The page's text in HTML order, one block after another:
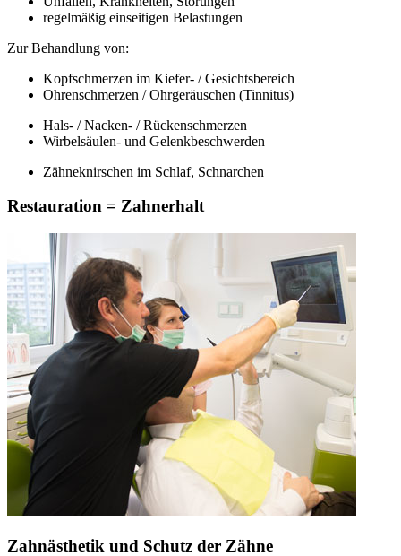
regelmäßig einseitigen Belastungen
Zur Behandlung von:
Kopfschmerzen im Kiefer- / Gesichtsbereich
Ohrenschmerzen / Ohrgeräuschen (Tinnitus)
Hals- / Nacken- / Rückenschmerzen
Wirbelsäulen- und Gelenkbeschwerden
Zähneknirschen im Schlaf, Schnarchen
Restauration = Zahnerhalt
Zahnästhetik und Schutz der Zähne